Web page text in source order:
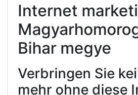
Internet
Bihar megye
Verbringen Sie
mehr ohne diese